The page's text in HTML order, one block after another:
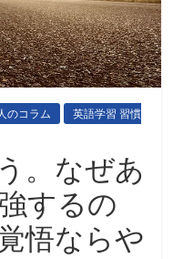
のコラム
英語学習 習慣
。なぜあ
するの
悟ならや